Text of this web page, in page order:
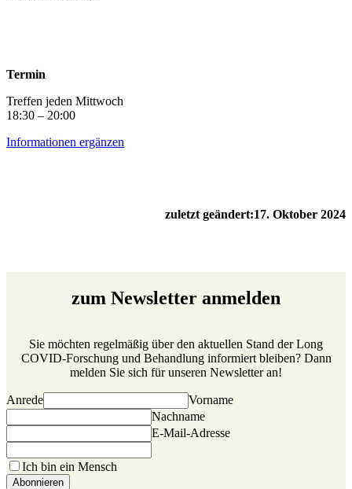
Termin
Treffen jeden Mittwoch
18:30 – 20:00
Informationen ergänzen
zuletzt geändert:17. Oktober 2024
zum Newsletter anmelden
Sie möchten regelmäßig über den aktuellen Stand der Long
COVID-Forschung und Behandlung informiert bleiben? Dann
melden Sie sich für unseren Newsletter an!
Anrede
Vorname
Nachname
E-Mail-Adresse
Ich bin ein Mensch